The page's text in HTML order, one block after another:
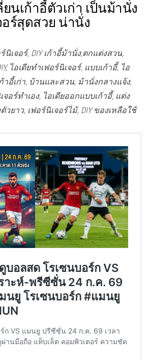
ยนเก้าอี้ตัวเก่า เป็นม้านั่ง
อร์สุดสวย น่านั่ง
ร์นิเจอร์, DIY เก้าอี้ม้านั่ง,ตกแต่งสวน,
ไอเดียทำเฟอร์นิเจอร์, แบบเก้าอี้, ไอ
าอี้เก่า, บ้านและสวน, ม้านั่งกลางแจ้ง,
อร์ทำเอง, ไอเดียออกแบบเก้าอี้, แต่ง
ยาว, เฟอร์นิเจอร์ไม้, DIY ของเหลือใช้